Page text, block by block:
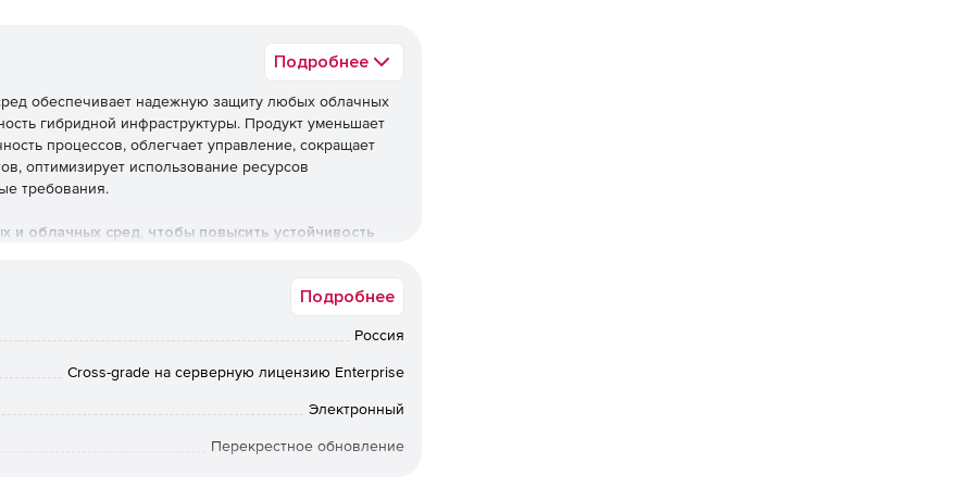
Подробнее
обеспечивает надежную защиту любых облачных
гибридной инфраструктуры. Продукт уменьшает
процессов, облегчает управление, сокращает
оптимизирует использование ресурсов
требования.
и облачных сред, чтобы повысить устойчивость
обеспечивают эффективное противостояние
Подробнее
Россия
Cross-grade на серверную лицензию Enterprise
Электронный
Перекрестное обновление